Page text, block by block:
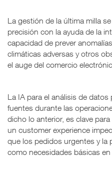
La gestión de la última milla
precisión con la ayuda de la
capacidad de prever
climáticas adversas y otros
el auge del comercio
La IA para el análisis de
fuentes durante las
dicho lo anterior, es clave
un customer experience
que los pedidos urgentes y la
como necesidades básicas en